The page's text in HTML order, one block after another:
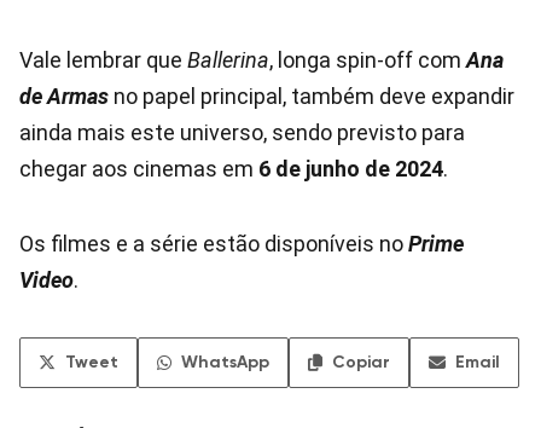
Vale lembrar que Ballerina, longa spin-off comAna
de Armas no papel principal, também deve expandir
ainda mais este universo, sendo previsto para
chegar aos cinemas em 6 de junho de 2024.
Os filmes e a série estão disponíveis noPrime
Video.
Tweet WhatsApp Copiar Email